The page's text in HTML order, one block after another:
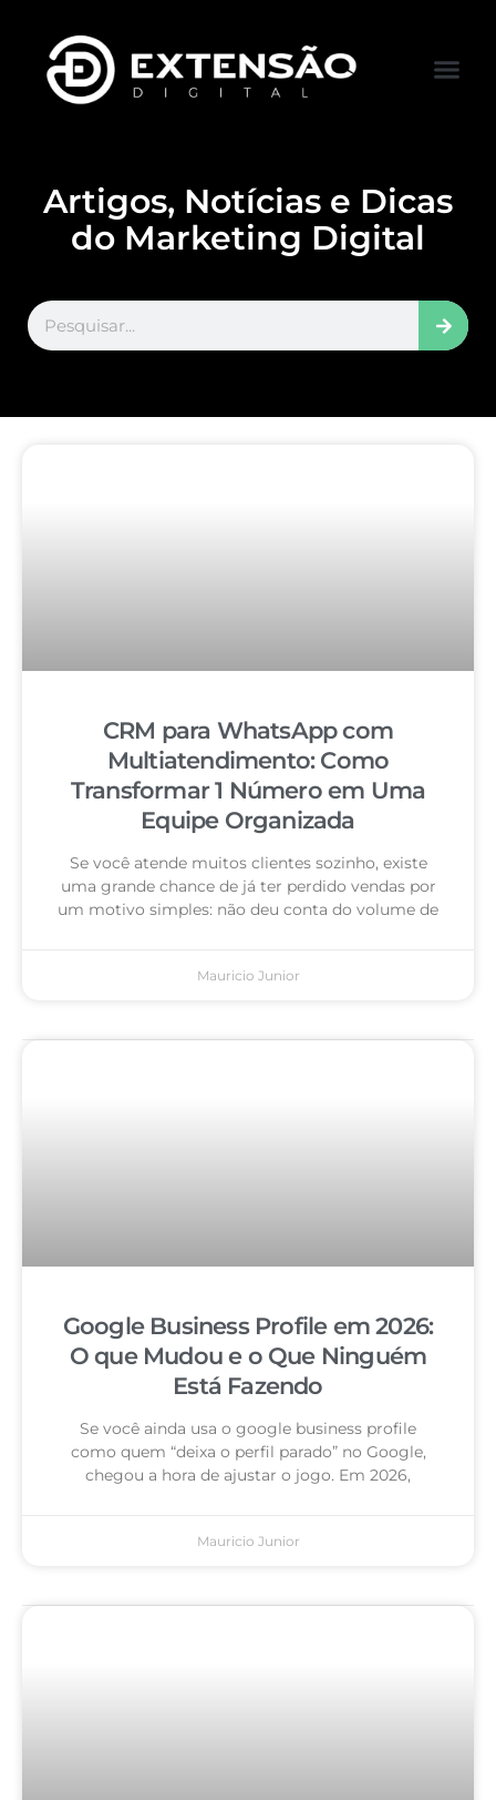
Artigos, Notícias e Dicas
do Marketing Digital
CRM para WhatsApp com
Multiatendimento: Como
Transformar 1 Número em Uma
Equipe Organizada
Se você atende muitos clientes sozinho, existe
uma grande chance de já ter perdido vendas por
um motivo simples: não deu conta do volume de
Mauricio Junior
Google Business Profile em 2026:
O que Mudou e o Que Ninguém
Está Fazendo
Se você ainda usa o google business profile
como quem “deixa o perfil parado” no Google,
chegou a hora de ajustar o jogo. Em 2026,
Mauricio Junior